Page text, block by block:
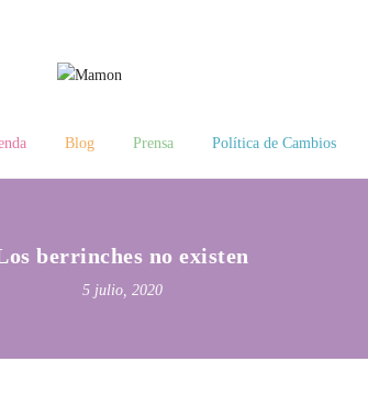
Blog Prensa Política de Cambios
berrinches no existen
5 julio, 2020